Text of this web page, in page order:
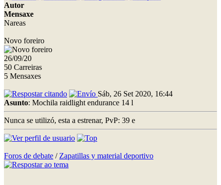
Autor
Mensaxe
Nareas
Novo foreiro
26/09/20
50 Carreiras
5 Mensaxes
Sáb, 26 Set 2020, 16:44
Asunto: Mochila raidlight endurance 14 l
Nunca se utilizó, esta a estrenar, PvP: 39 e
Foros de debate / Zapatillas y material deportivo